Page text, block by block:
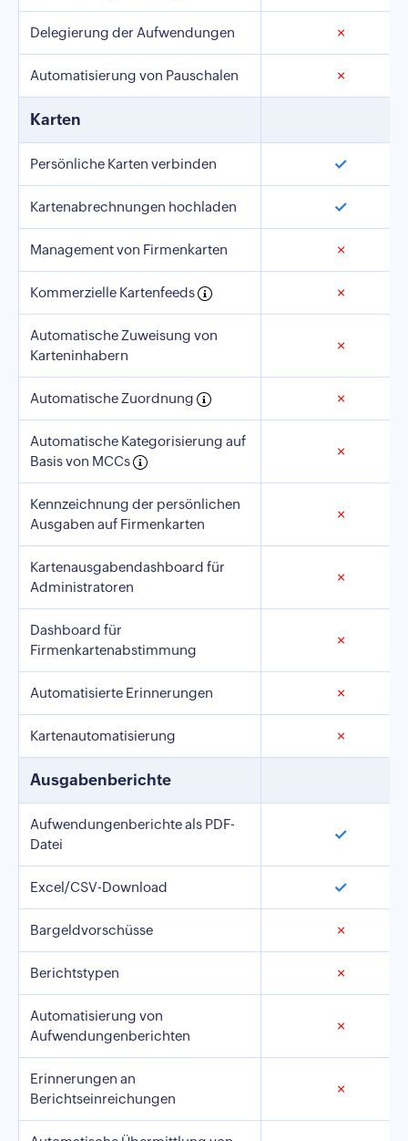
Delegierung der Aufwendungen ✗
Automatisierung von Pauschalen ✗
Karten
Persönliche Karten verbinden ✓
Kartenabrechnungen hochladen ✓
Management von Firmenkarten ✗
Kommerzielle Kartenfeeds ✗
Automatische Zuweisung von
Karteninhabern
✗
Automatische Zuordnung ✗
Automatische Kategorisierung auf
Basis von MCCs
✗
Kennzeichnung der persönlichen
Ausgaben auf Firmenkarten
✗
Kartenausgabendashboard für
Administratoren
✗
Dashboard für
Firmenkartenabstimmung
✗
Automatisierte Erinnerungen ✗
Kartenautomatisierung ✗
Ausgabenberichte
Aufwendungenberichte als PDF-
Datei
✓
Excel/CSV-Download ✓
Bargeldvorschüsse ✗
Berichtstypen ✗
Automatisierung von
Aufwendungenberichten
✗
Erinnerungen an
Berichtseinreichungen
✗